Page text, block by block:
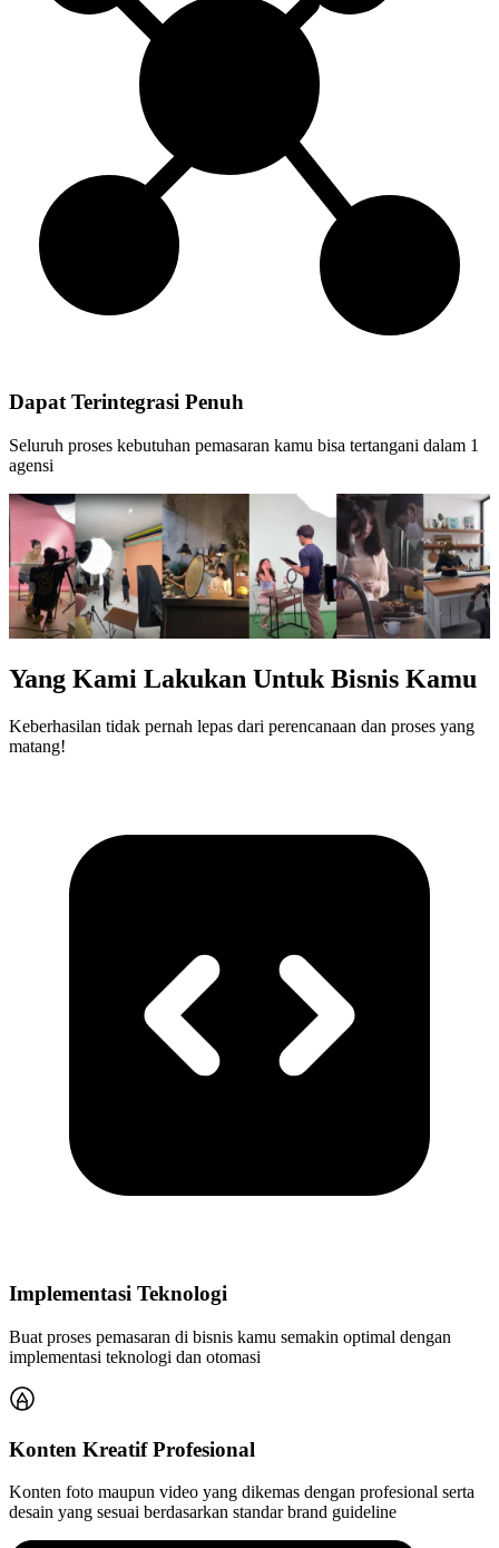
Dapat Terintegrasi Penuh
Seluruh proses kebutuhan pemasaran kamu bisa tertangani dalam 1
agensi
Yang Kami Lakukan Untuk Bisnis Kamu
Keberhasilan tidak pernah lepas dari perencanaan dan proses yang
matang!
Implementasi Teknologi
Buat proses pemasaran di bisnis kamu semakin optimal dengan
implementasi teknologi dan otomasi
Konten Kreatif Profesional
Konten foto maupun video yang dikemas dengan profesional serta
desain yang sesuai berdasarkan standar brand guideline